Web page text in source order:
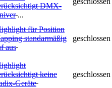
DMX-
...
für Position
standarmäßig
aus
geschlossen
keine
Geräte
geschlossen